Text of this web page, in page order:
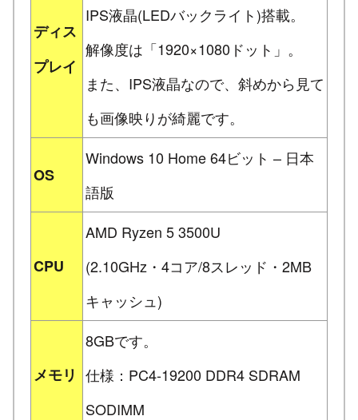
ディス
プレイ
IPS液晶(LEDバックライト)搭載。
解像度は「1920×1080ドット」。
また、IPS液晶なので、斜めから見て
も画像映りが綺麗です。
OS
Windows 10 Home 64ビット – 日本
語版
CPU
AMD Ryzen 5 3500U
(2.10GHz・4コア/8スレッド・2MB
キャッシュ)
メモリ
8GBです。
仕様：PC4-19200 DDR4 SDRAM
SODIMM